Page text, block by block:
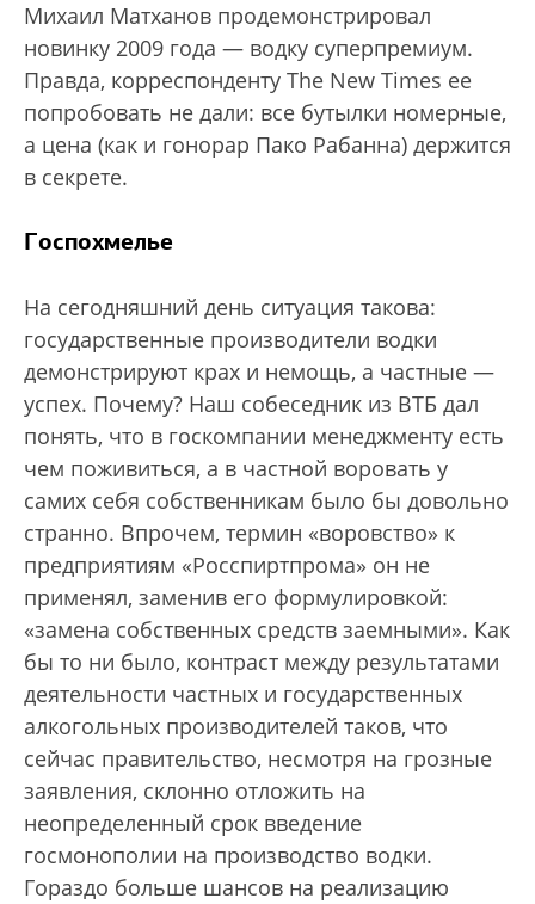
Михаил Матханов продемонстрировал
новинку 2009 года — водку суперпремиум.
Правда, корреспонденту The New Times ее
попробовать не дали: все бутылки номерные,
а цена (как и гонорар Пако Рабанна) держится
в секрете.
Госпохмелье
На сегодняшний день ситуация такова:
государственные производители водки
демонстрируют крах и немощь, а частные —
успех. Почему? Наш собеседник из ВТБ дал
понять, что в госкомпании менеджменту есть
чем поживиться, а в частной воровать у
самих себя собственникам было бы довольно
странно. Впрочем, термин «воровство» к
предприятиям «Росспиртпрома» он не
применял, заменив его формулировкой:
«замена собственных средств заемными». Как
бы то ни было, контраст между результатами
деятельности частных и государственных
алкогольных производителей таков, что
сейчас правительство, несмотря на грозные
заявления, склонно отложить на
неопределенный срок введение
госмонополии на производство водки.
Гораздо больше шансов на реализацию